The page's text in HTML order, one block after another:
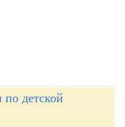
по детской